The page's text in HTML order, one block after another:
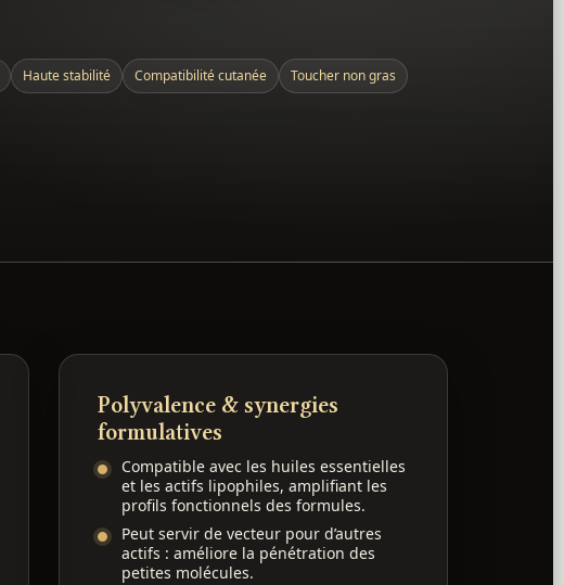
Haute stabilité Compatibilité cutanée Toucher non gras
Polyvalence & synergies
formulatives
Compatible avec les huiles essentielles
et les actifs lipophiles, amplifiant les
profils fonctionnels des formules.
Peut servir de vecteur pour d’autres
actifs : améliore la pénétration des
petites molécules.